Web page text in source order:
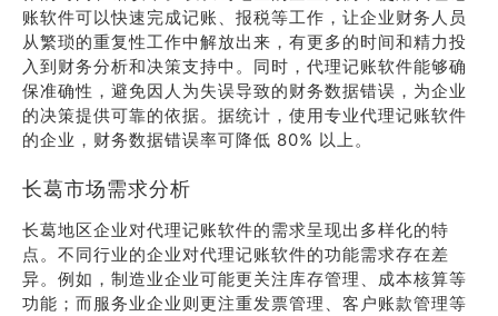
账软件可以快速完成记账、报税等工作，让企业财务人员
从繁琐的重复性工作中解放出来，有更多的时间和精力投
入到财务分析和决策支持中。同时，代理记账软件能够确
保准确性，避免因人为失误导致的财务数据错误，为企业
的决策提供可靠的依据。据统计，使用专业代理记账软件
的企业，财务数据错误率可降低 80% 以上。
长葛市场需求分析
长葛地区企业对代理记账软件的需求呈现出多样化的特
点。不同行业的企业对代理记账软件的功能需求存在差
异。例如，制造业企业可能更关注库存管理、成本核算等
功能；而服务业企业则更注重发票管理、客户账款管理等